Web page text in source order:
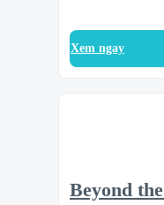
Xem ngay
Beyond